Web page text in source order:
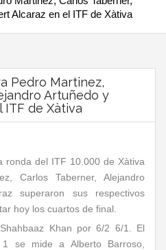
Alcaraz en el ITF de Xàtiva
Pedro Martinez,
Artuñedo y
de Xàtiva
ronda del ITF 10.000 de Xàtiva
Carlos Taberner, Alejandro
superaron sus respectivos
hoy los cuartos de final.
Khan por 6/2 6/1. El
se mide a Alberto Barroso,